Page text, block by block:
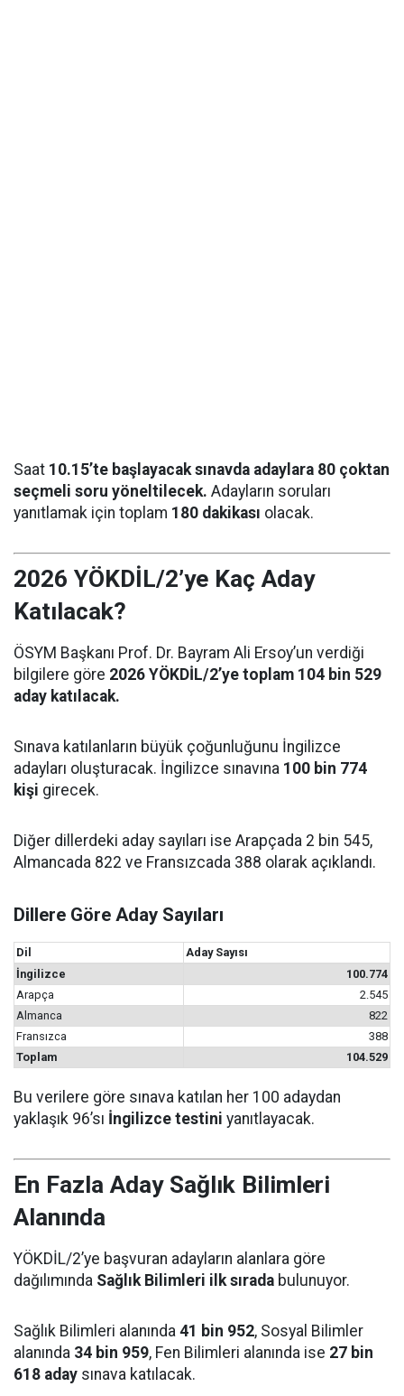
Saat 10.15’te başlayacak sınavda adaylara 80 çoktan
seçmeli soru yöneltilecek. Adayların soruları
yanıtlamak için toplam 180 dakikası olacak.
2026 YÖKDİL/2’ye Kaç Aday
Katılacak?
ÖSYM Başkanı Prof. Dr. Bayram Ali Ersoy’un verdiği
bilgilere göre 2026 YÖKDİL/2’ye toplam 104 bin 529
aday katılacak.
Sınava katılanların büyük çoğunluğunu İngilizce
adayları oluşturacak. İngilizce sınavına 100 bin 774
kişi girecek.
Diğer dillerdeki aday sayıları ise Arapçada 2 bin 545,
Almancada 822 ve Fransızcada 388 olarak açıklandı.
Dillere Göre Aday Sayıları
Dil
Aday Sayısı
İngilizce
100.774
Arapça
2.545
Almanca
822
Fransızca
388
Toplam
104.529
Bu verilere göre sınava katılan her 100 adaydan
yaklaşık 96’sı İngilizce testini yanıtlayacak.
En Fazla Aday Sağlık Bilimleri
Alanında
YÖKDİL/2’ye başvuran adayların alanlara göre
dağılımında Sağlık Bilimleri ilk sırada bulunuyor.
Sağlık Bilimleri alanında 41 bin 952, Sosyal Bilimler
alanında 34 bin 959, Fen Bilimleri alanında ise 27 bin
618 aday sınava katılacak.